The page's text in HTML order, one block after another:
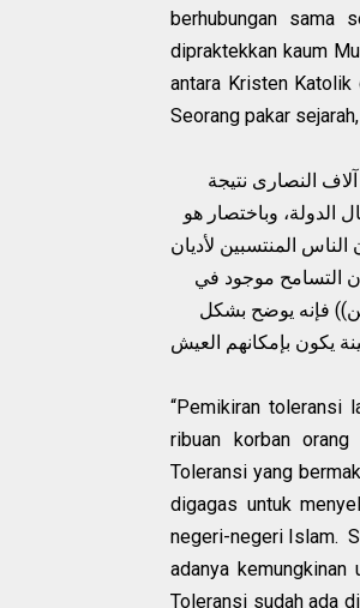
berhubungan sama
dipraktekkan kaum
antara Kristen Katolik
Seorang pakar
النصارى نتيجة
الدولة، وباختصار هو
المنتسبين لأديان
التسامح موجود في
فإنه يوضح بشكل
يكون بإمكانهم العيش
“Pemikiran toleransi
ribuan korban orang
Toleransi yang
digagas untuk
negeri-negeri Islam.
adanya
Toleransi sudah ada